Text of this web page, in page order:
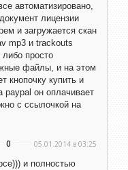
автоматизировано,
лицензии
и загружается скан
mp3 и trackouts
просто
файлы, и на этом
кнопочку купить и
paypal он оплачивает
с ссылочкой на
0 05.01.2014 в 03:25
и полностью